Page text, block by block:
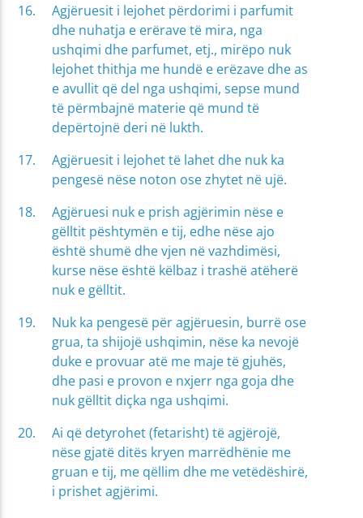
Agjëruesit i lejohet përdorimi i parfumit
dhe nuhatja e erërave të mira, nga
ushqimi dhe parfumet, etj., mirëpo nuk
lejohet thithja me hundë e erëzave dhe as
e avullit që del nga ushqimi, sepse mund
të përmbajnë materie që mund të
depërtojnë deri në lukth.
Agjëruesit i lejohet të lahet dhe nuk ka
pengesë nëse noton ose zhytet në ujë.
Agjëruesi nuk e prish agjërimin nëse e
gëlltit pështymën e tij, edhe nëse ajo
është shumë dhe vjen në vazhdimësi,
kurse nëse është këlbaz i trashë atëherë
nuk e gëlltit.
Nuk ka pengesë për agjëruesin, burrë ose
grua, ta shijojë ushqimin, nëse ka nevojë
duke e provuar atë me maje të gjuhës,
dhe pasi e provon e nxjerr nga goja dhe
nuk gëlltit diçka nga ushqimi.
Ai që detyrohet (fetarisht) të agjërojë,
nëse gjatë ditës kryen marrëdhënie me
gruan e tij, me qëllim dhe me vetëdëshirë,
i prishet agjërimi.